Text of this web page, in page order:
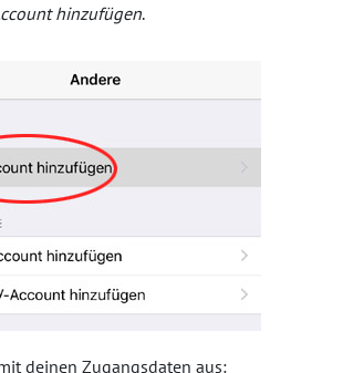
hinzufügen.
deinen Zugangsdaten aus: